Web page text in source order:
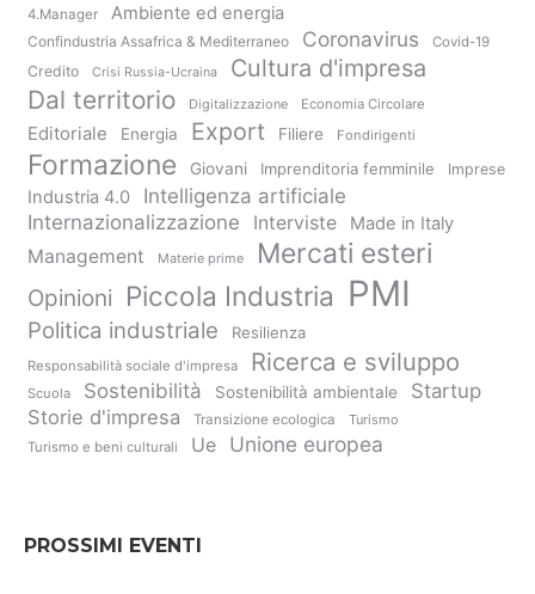
4.Manager Ambiente ed energia
Confindustria Assafrica & Mediterraneo Coronavirus Covid-19
Credito Crisi Russia-Ucraina Cultura d'impresa
Dal territorio Digitalizzazione Economia Circolare
Editoriale Energia Export Filiere Fondirigenti
Formazione Giovani Imprenditoria femminile Imprese
Industria 4.0
Intelligenza artificiale
Internazionalizzazione
Interviste Made in Italy
Management Materie prime Mercati esteri
Opinioni Piccola Industria PMI
Politica industriale Resilienza
Responsabilità sociale d'impresa Ricerca e sviluppo
Scuola Sostenibilità Sostenibilità ambientale
Startup
Storie d'impresa
Transizione ecologica
Turismo
Turismo e beni culturali
Ue Unione europea
PROSSIMI EVENTI